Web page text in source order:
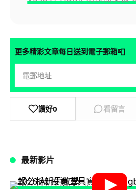
更多精彩文章每日送到電子郵箱📮
讚好0 看留言
最新影片